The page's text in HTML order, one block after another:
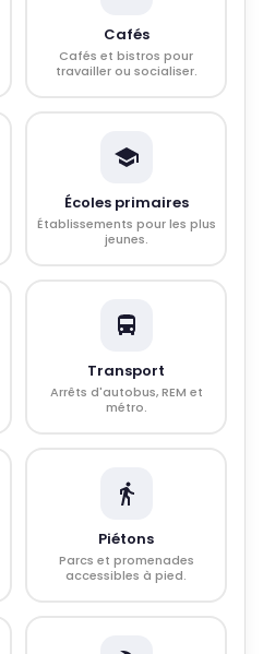
Cafés
Cafés et bistros pour
travailler ou socialiser.
Écoles primaires
Établissements pour les plus
jeunes.
Transport
Arrêts d'autobus, REM et
métro.
Piétons
Parcs et promenades
accessibles à pied.